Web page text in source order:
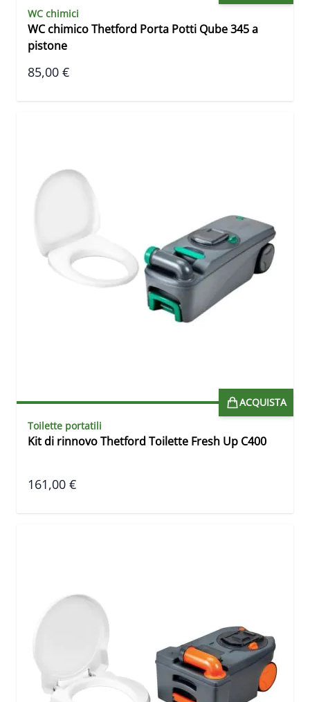
WC chimici
WC chimico Thetford Porta Potti Qube 345 a
pistone
85,00 €
ACQUISTA
Toilette portatili
Kit di rinnovo Thetford Toilette Fresh Up C400
161,00 €